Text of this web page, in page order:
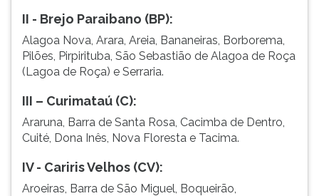
II - Brejo Paraibano (BP):
Alagoa Nova, Arara, Areia, Bananeiras, Borborema,
Pilões, Pirpirituba, São Sebastião de Alagoa de Roça
(Lagoa de Roça) e Serraria.
III – Curimataú (C):
Araruna, Barra de Santa Rosa, Cacimba de Dentro,
Cuité, Dona Inês, Nova Floresta e Tacima.
IV - Cariris Velhos (CV):
Aroeiras, Barra de São Miguel, Boqueirão,